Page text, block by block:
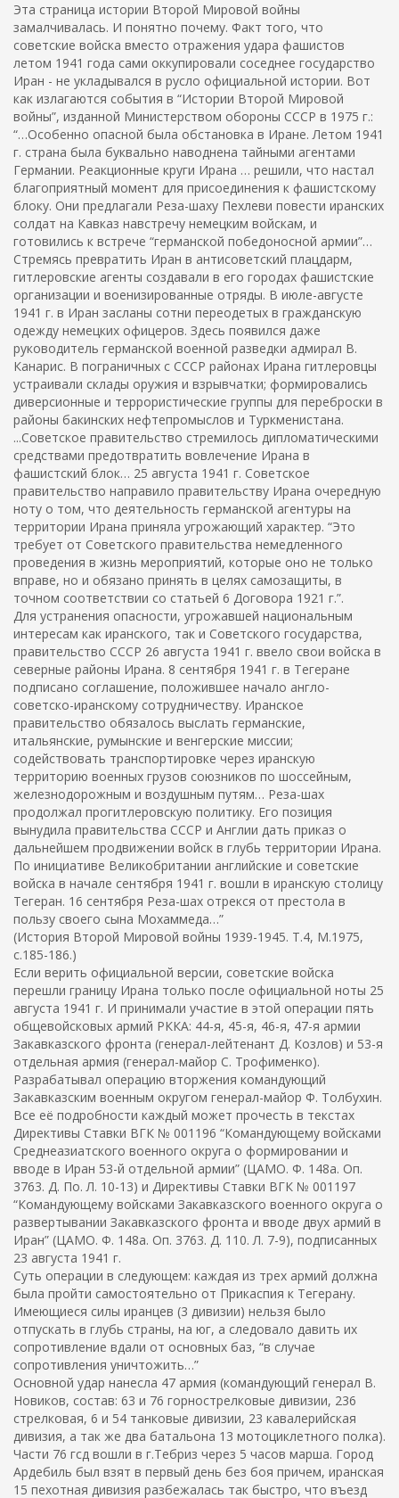
Эта страница истории Второй Мировой войны
замалчивалась. И понятно почему. Факт того, что
советские войска вместо отражения удара фашистов
летом 1941 года сами оккупировали соседнее государство
Иран - не укладывался в русло официальной истории. Вот
как излагаются события в “Истории Второй Мировой
войны”, изданной Министерством обороны СССР в 1975 г.:
“…Особенно опасной была обстановка в Иране. Летом 1941
г. страна была буквально наводнена тайными агентами
Германии. Реакционные круги Ирана … решили, что настал
благоприятный момент для присоединения к фашистскому
блоку. Они предлагали Реза-шаху Пехлеви повести иранских
солдат на Кавказ навстречу немецким войскам, и
готовились к встрече “германской победоносной армии”…
Стремясь превратить Иран в антисоветский плацдарм,
гитлеровские агенты создавали в его городах фашистские
организации и военизированные отряды. В июле-августе
1941 г. в Иран засланы сотни переодетых в гражданскую
одежду немецких офицеров. Здесь появился даже
руководитель германской военной разведки адмирал В.
Канарис. В пограничных с СССР районах Ирана гитлеровцы
устраивали склады оружия и взрывчатки; формировались
диверсионные и террористические группы для переброски в
районы бакинских нефтепромыслов и Туркменистана.
...Советское правительство стремилось дипломатическими
средствами предотвратить вовлечение Ирана в
фашистский блок… 25 августа 1941 г. Советское
правительство направило правительству Ирана очередную
ноту о том, что деятельность германской агентуры на
территории Ирана приняла угрожающий характер. “Это
требует от Советского правительства немедленного
проведения в жизнь мероприятий, которые оно не только
вправе, но и обязано принять в целях самозащиты, в
точном соответствии со статьей 6 Договора 1921 г.”.
Для устранения опасности, угрожавшей национальным
интересам как иранского, так и Советского государства,
правительство СССР 26 августа 1941 г. ввело свои войска в
северные районы Ирана. 8 сентября 1941 г. в Тегеране
подписано соглашение, положившее начало англо-
советско-иранскому сотрудничеству. Иранское
правительство обязалось выслать германские,
итальянские, румынские и венгерские миссии;
содействовать транспортировке через иранскую
территорию военных грузов союзников по шоссейным,
железнодорожным и воздушным путям… Реза-шах
продолжал прогитлеровскую политику. Его позиция
вынудила правительства СССР и Англии дать приказ о
дальнейшем продвижении войск в глубь территории Ирана.
По инициативе Великобритании английские и советские
войска в начале сентября 1941 г. вошли в иранскую столицу
Тегеран. 16 сентября Реза-шах отрекся от престола в
пользу своего сына Мохаммеда…”
(История Второй Мировой войны 1939-1945. Т.4, М.1975,
с.185-186.)
Если верить официальной версии, советские войска
перешли границу Ирана только после официальной ноты 25
августа 1941 г. И принимали участие в этой операции пять
общевойсковых армий РККА: 44-я, 45-я, 46-я, 47-я армии
Закавказского фронта (генерал-лейтенант Д. Козлов) и 53-я
отдельная армия (генерал-майор С. Трофименко).
Разрабатывал операцию вторжения командующий
Закавказским военным округом генерал-майор Ф. Толбухин.
Все её подробности каждый может прочесть в текстах
Директивы Ставки ВГК № 001196 “Командующему войсками
Среднеазиатского военного округа о формировании и
вводе в Иран 53-й отдельной армии” (ЦАМО. Ф. 148а. Оп.
3763. Д. По. Л. 10-13) и Директивы Ставки ВГК № 001197
“Командующему войсками Закавказского военного округа о
развертывании Закавказского фронта и вводе двух армий в
Иран” (ЦАМО. Ф. 148а. Оп. 3763. Д. 110. Л. 7-9), подписанных
23 августа 1941 г.
Суть операции в следующем: каждая из трех армий должна
была пройти самостоятельно от Прикаспия к Тегерану.
Имеющиеся силы иранцев (3 дивизии) нельзя было
отпускать в глубь страны, на юг, а следовало давить их
сопротивление вдали от основных баз, “в случае
сопротивления уничтожить…”
Основной удар нанесла 47 армия (командующий генерал В.
Новиков, состав: 63 и 76 горнострелковые дивизии, 236
стрелковая, 6 и 54 танковые дивизии, 23 кавалерийская
дивизия, а так же два батальона 13 мотоциклетного полка).
Части 76 гсд вошли в г.Тебриз через 5 часов марша. Город
Ардебиль был взят в первый день без боя причем, иранская
15 пехотная дивизия разбежалась так быстро, что въезд